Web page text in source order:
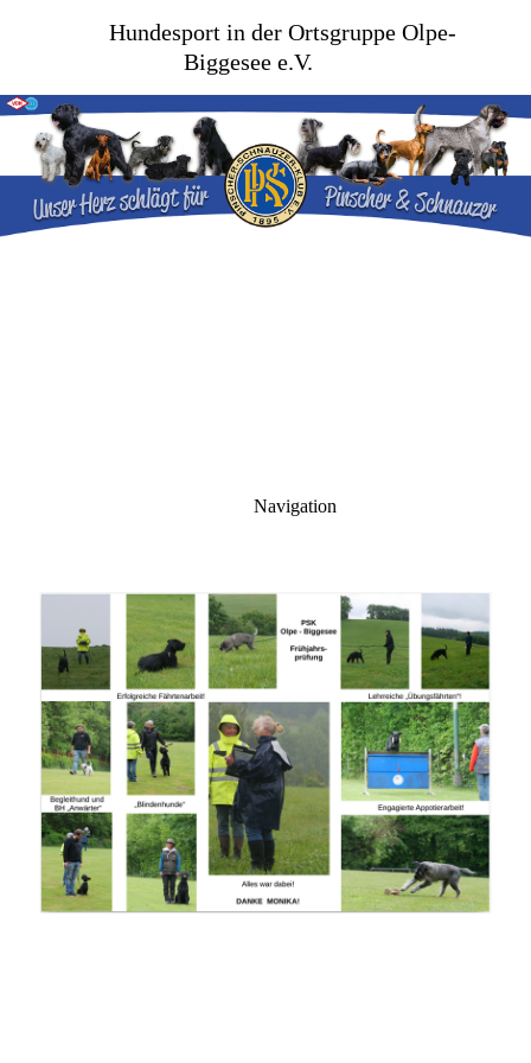
Hundesport in der Ortsgruppe Olpe-
Biggesee e.V.
Navigation